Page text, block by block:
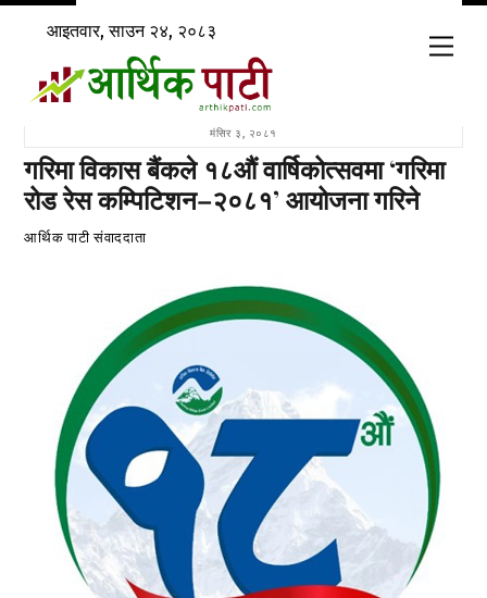
Skip
content
आइतवार, साउन २४, २०८३
मंसिर ३, २०८१
गरिमा विकास बैंकले १८औं वार्षिकोत्सवमा ‘गरिमा
रोड रेस कम्पिटिशन–२०८१’ आयोजना गरिने
आर्थिक पाटी संवाददाता